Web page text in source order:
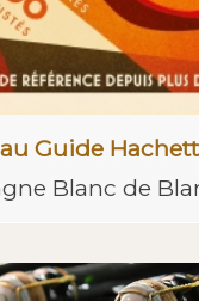
Guide
Blanc de